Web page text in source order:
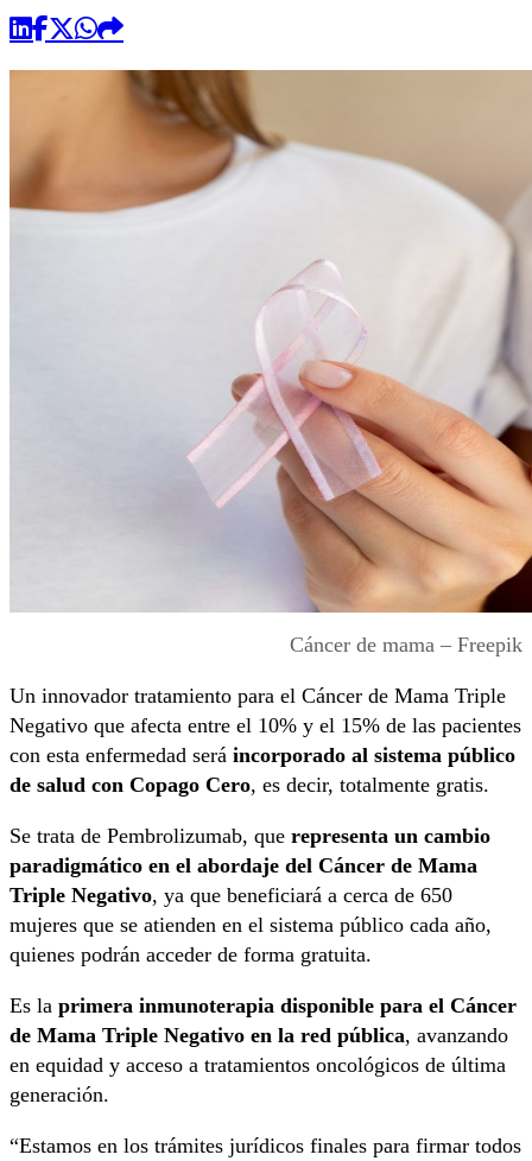
Cáncer de mama – Freepik
Un innovador tratamiento para el Cáncer de Mama Triple
Negativo que afecta entre el 10% y el 15% de las pacientes
con esta enfermedad será incorporado al sistema público
de salud con Copago Cero, es decir, totalmente gratis.
Se trata de Pembrolizumab, que representa un cambio
paradigmático en el abordaje del Cáncer de Mama
Triple Negativo, ya que beneficiará a cerca de 650
mujeres que se atienden en el sistema público cada año,
quienes podrán acceder de forma gratuita.
Es la primera inmunoterapia disponible para el Cáncer
de Mama Triple Negativo en la red pública, avanzando
en equidad y acceso a tratamientos oncológicos de última
generación.
“Estamos en los trámites jurídicos finales para firmar todos